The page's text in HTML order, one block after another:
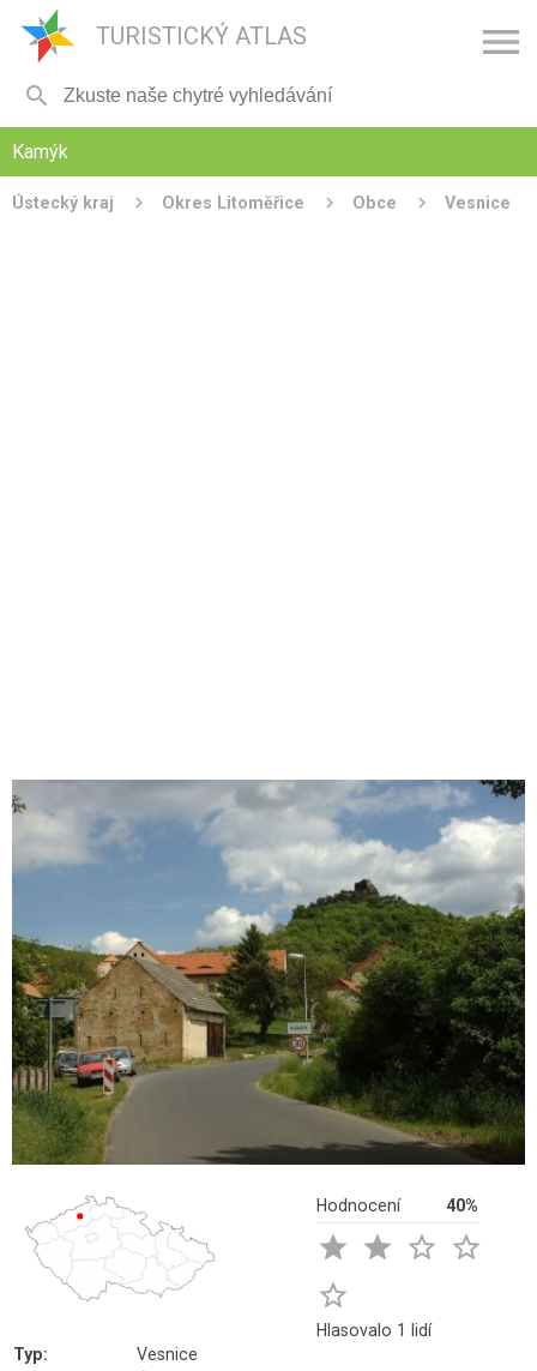
TURISTICKÝ ATLAS 

Kamýk
Ústecký kraj Okres Litoměřice Obce Vesnice
Hodnocení 40%
   

Hlasovalo 1 lidí
Typ:
Vesnice